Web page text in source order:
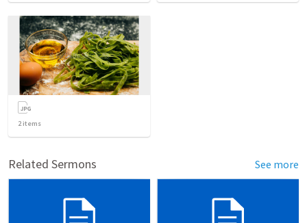
2items
Related Sermons See more